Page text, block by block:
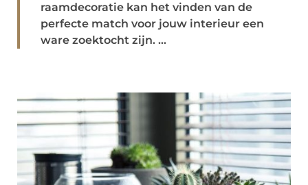
raamdecoratie kan het vinden van de
perfecte match voor jouw interieur een
ware zoektocht zijn. ...